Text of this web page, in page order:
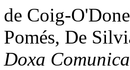
de Coig-
Pomés, De
Doxa